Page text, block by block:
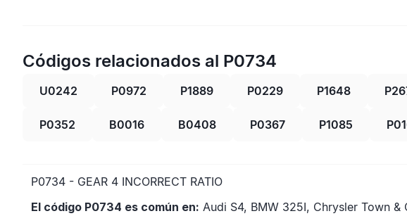
Códigos relacionados al P0734
U0242 P0972 P1889 P0229 P1648
P0352 B0016 B0408 P0367 P1085
P0734 - GEAR 4 INCORRECT RATIO
El código P0734 es común en: Audi S4, BMW 325I, Chrysler Town